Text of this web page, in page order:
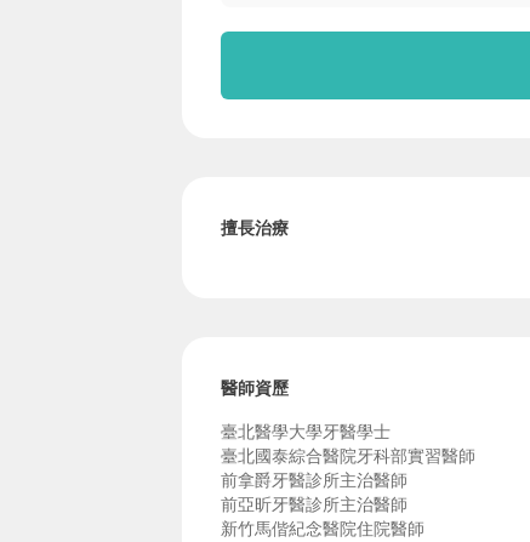
擅長治療
醫師資歷
臺北醫學大學牙醫學士
臺北國泰綜合醫院牙科部實習醫師
前拿爵牙醫診所主治醫師
前亞昕牙醫診所主治醫師
新竹馬偕紀念醫院住院醫師